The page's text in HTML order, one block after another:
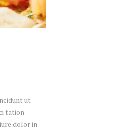
ut
tation
dolor in